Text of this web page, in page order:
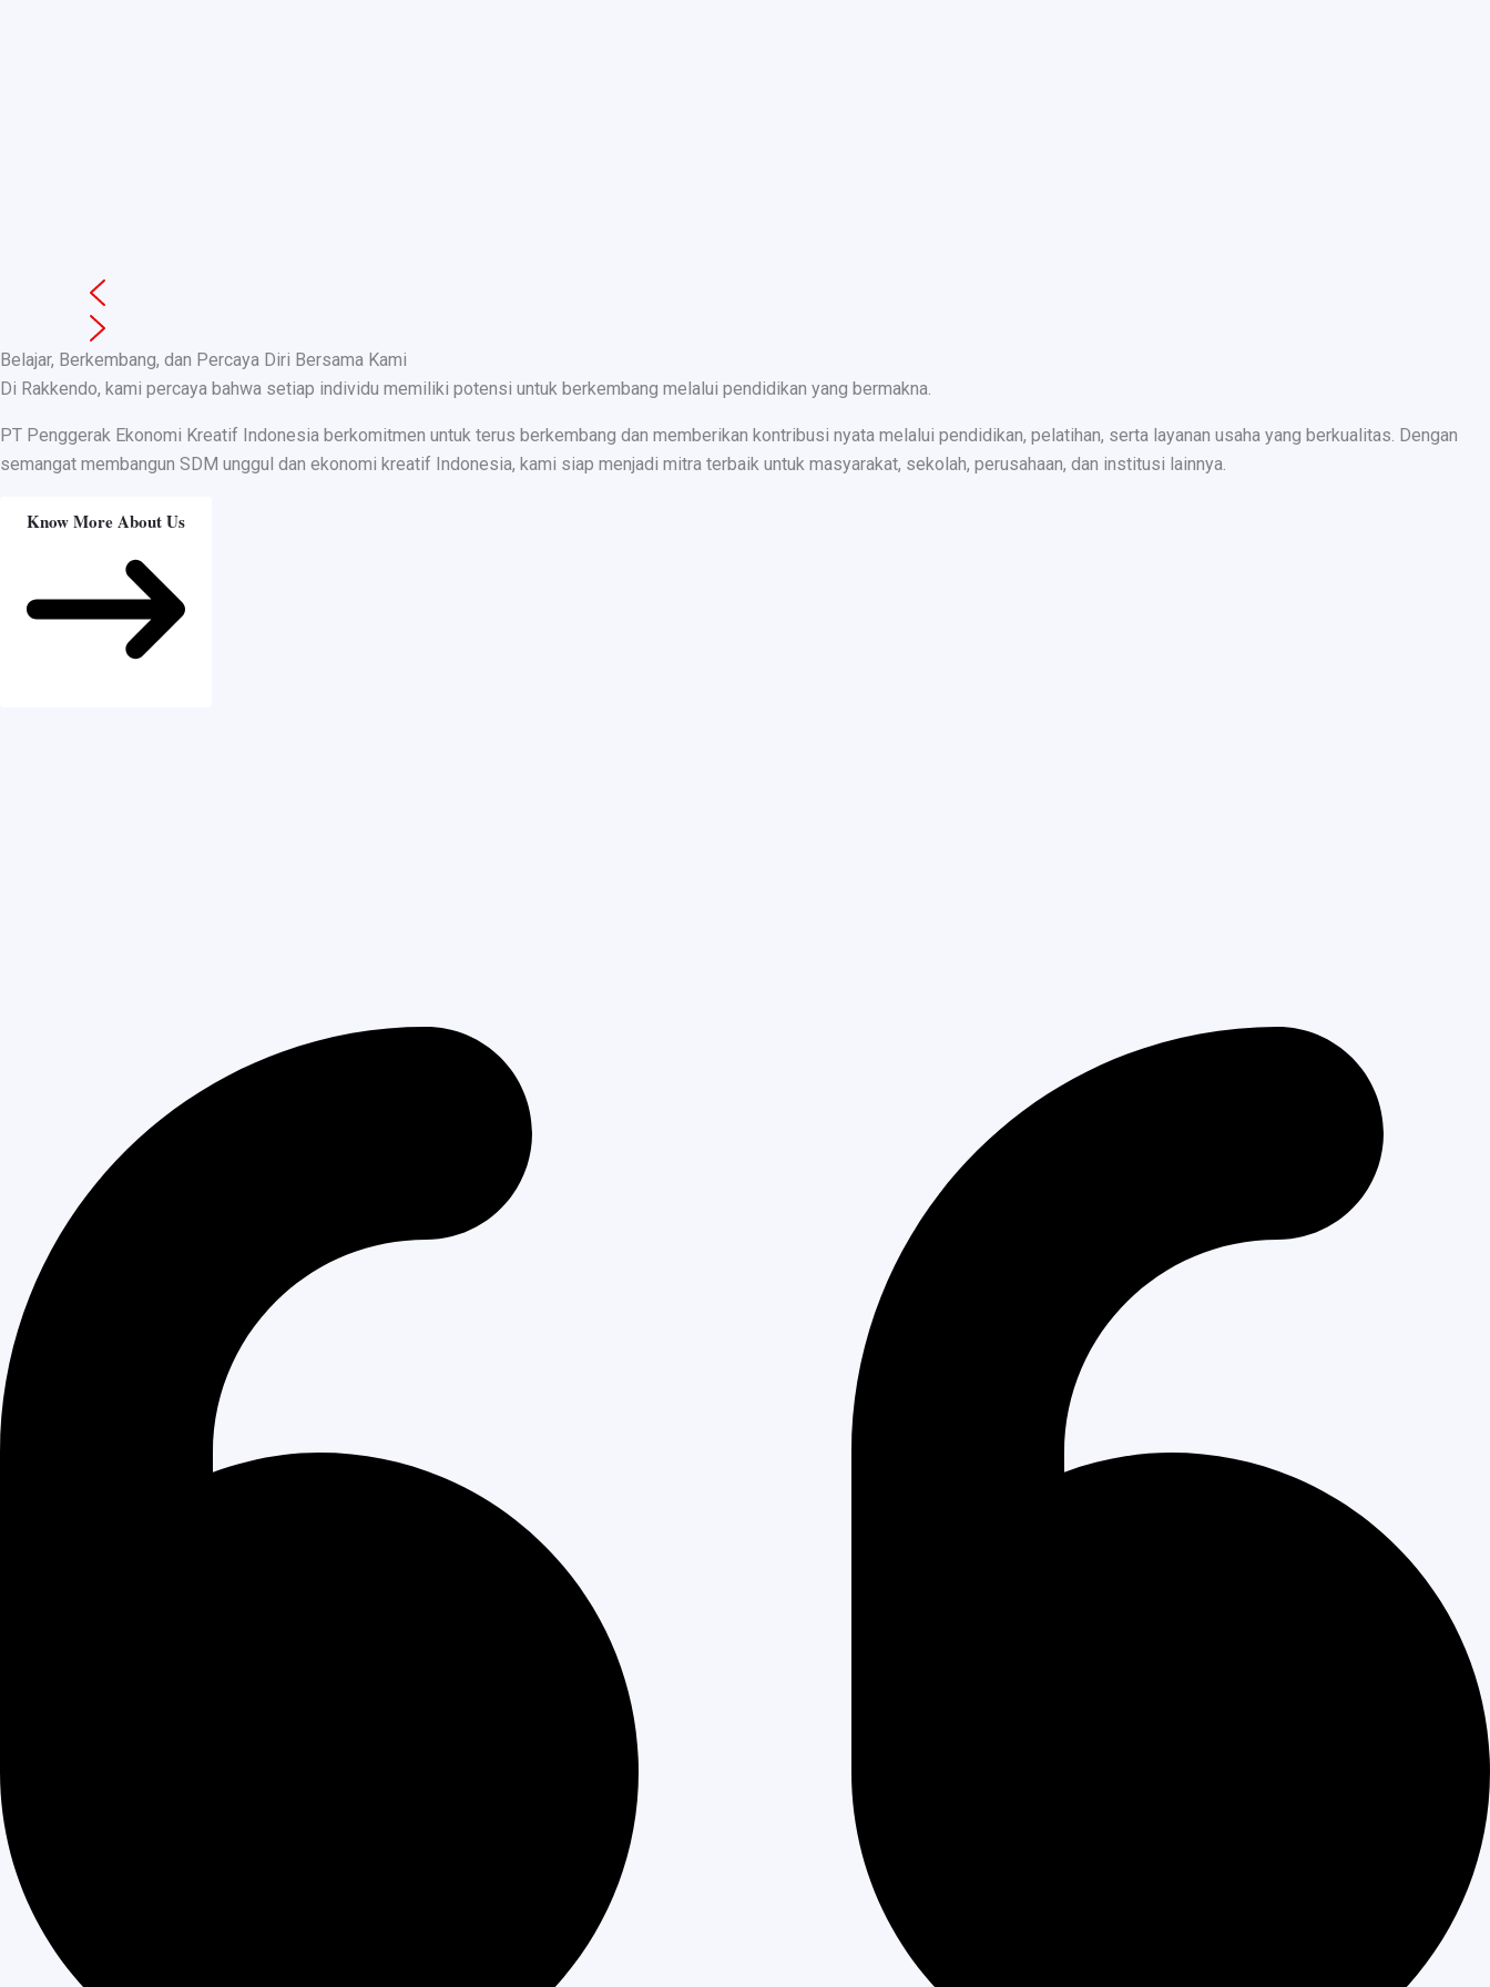
Belajar, Berkembang, dan Percaya Diri Bersama Kami
Di Rakkendo, kami percaya bahwa setiap individu memiliki potensi untuk berkembang melalui pendidikan yang bermakna.
PT Penggerak Ekonomi Kreatif Indonesia berkomitmen untuk terus berkembang dan memberikan kontribusi nyata melalui pendidikan, pelatihan, serta layanan usaha yang berkualitas. Dengan
semangat membangun SDM unggul dan ekonomi kreatif Indonesia, kami siap menjadi mitra terbaik untuk masyarakat, sekolah, perusahaan, dan institusi lainnya.
Know More About Us